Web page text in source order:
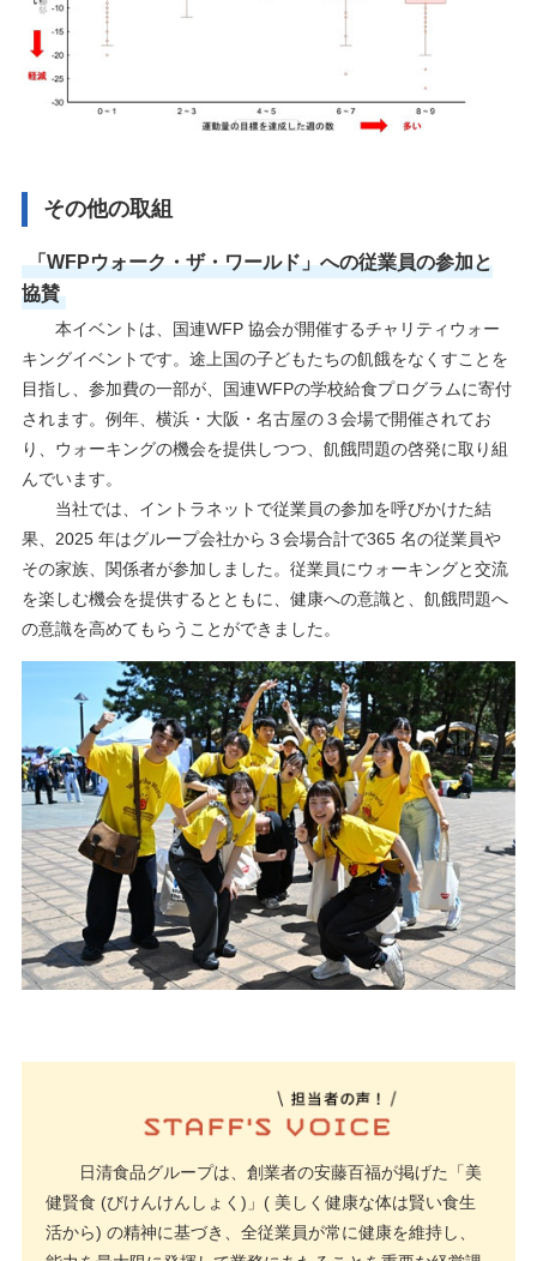
その他の取組
「WFPウォーク・ザ・ワールド」への従業員の参加と
協賛
本イベントは、国連WFP 協会が開催するチャリティウォー
キングイベントです。途上国の子どもたちの飢餓をなくすことを
目指し、参加費の一部が、国連WFPの学校給食プログラムに寄付
されます。例年、横浜・大阪・名古屋の３会場で開催されてお
り、ウォーキングの機会を提供しつつ、飢餓問題の啓発に取り組
んでいます。
当社では、イントラネットで従業員の参加を呼びかけた結
果、2025 年はグループ会社から３会場合計で365 名の従業員や
その家族、関係者が参加しました。従業員にウォーキングと交流
を楽しむ機会を提供するとともに、健康への意識と、飢餓問題へ
の意識を高めてもらうことができました。
日清食品グループは、創業者の安藤百福が掲げた「美
健賢食 (びけんけんしょく)」( 美しく健康な体は賢い食生
活から) の精神に基づき、全従業員が常に健康を維持し、